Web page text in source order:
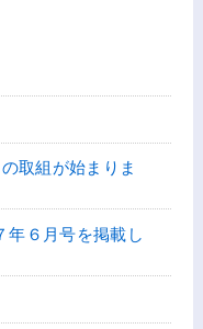
取組が始まりま
年６月号を掲載し